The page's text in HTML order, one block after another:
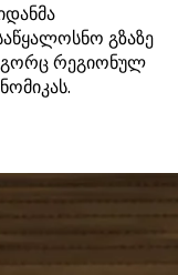
გზაზე
რეგიონულ